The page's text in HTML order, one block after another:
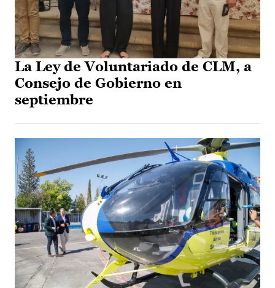
La Ley de Voluntariado de CLM, a
Consejo de Gobierno en
septiembre